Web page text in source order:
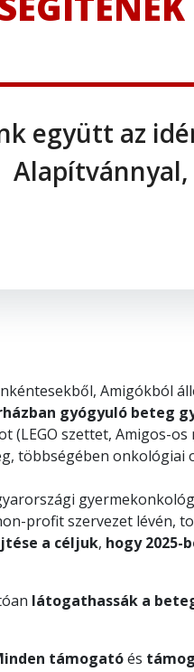
együtt az
Alapítvánnyal,
Amigókból
gyógyuló beteg
(LEGO szettet,
többségében onkológiai
profit szervezet lévén,
a céljuk, hogy
látogathassák a
támogatóés